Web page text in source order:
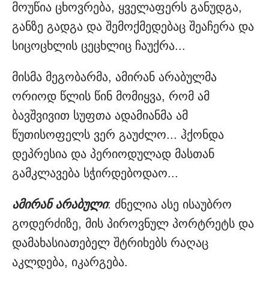
მოუწია ცხოვრება, ყველაფერს განუდგა,
განზე გადგა და შემოქმედებაც შეაჩერა და
სიცოცხლის ცეცხლიც ჩაუქრა...
მისმა მეგობარმა, ამირან არაბულმა
ორიოდ წლის წინ მომიყვა, რომ ამ
ბავშვივით სუფთა ადამიანმა ამ
წუთისოფელს ვერ გაუძლო... ჰქონდა
დეპრესია და პერიოდულად მასთან
გამკლავება სჭირდებოდაო...
ამირან არაბული: ძნელია ასე ისაუბრო
გოდერძიზე, მის პიროვნულ პორტრეტს და
დამახასიათებელ შტრიხებს რაღაც
აკლდება, იკარგება.